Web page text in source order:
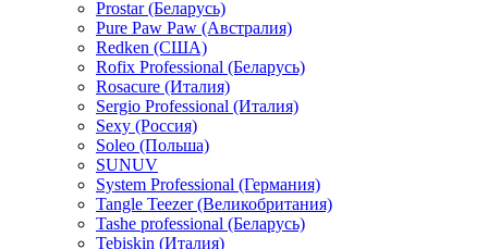
Prostar (Беларусь)
Pure Paw Paw (Австралия)
Redken (США)
Rofix Professional (Беларусь)
Rosacure (Италия)
Sergio Professional (Италия)
Sexy (Россия)
Soleo (Польша)
SUNUV
System Professional (Германия)
Tangle Teezer (Великобритания)
Tashe professional (Беларусь)
Tebiskin (Италия)